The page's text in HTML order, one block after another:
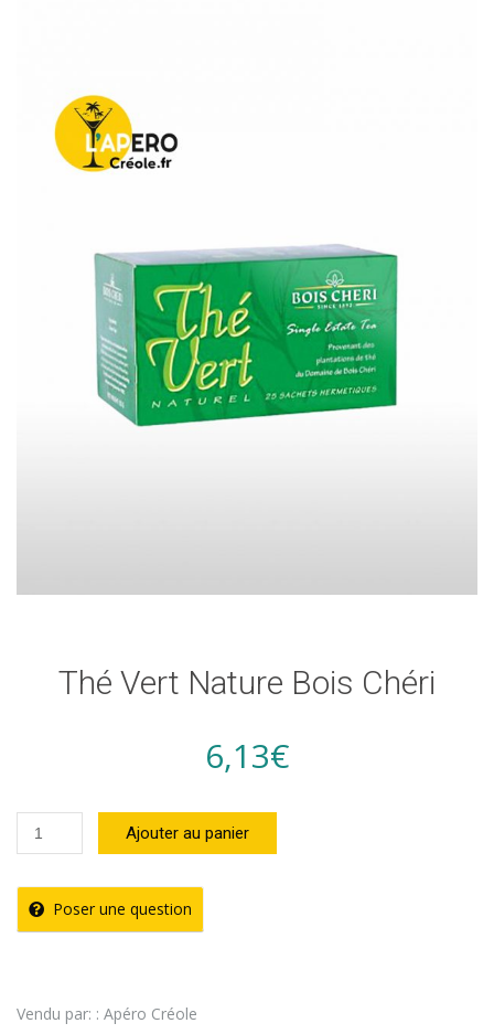
Thé Vert Nature Bois Chéri
6,13€
quantité
de
Thé
Vert
Chéri
Ajouter au panier
Poser une question
Vendu par: : Apéro Créole